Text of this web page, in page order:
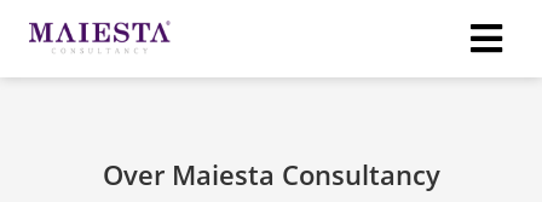
Over Maiesta Consultancy